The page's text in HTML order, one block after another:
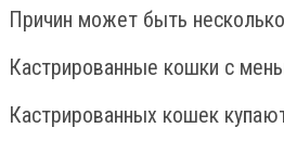
Причин может быть
Кастрированные кошки с
Кастрированных кошек